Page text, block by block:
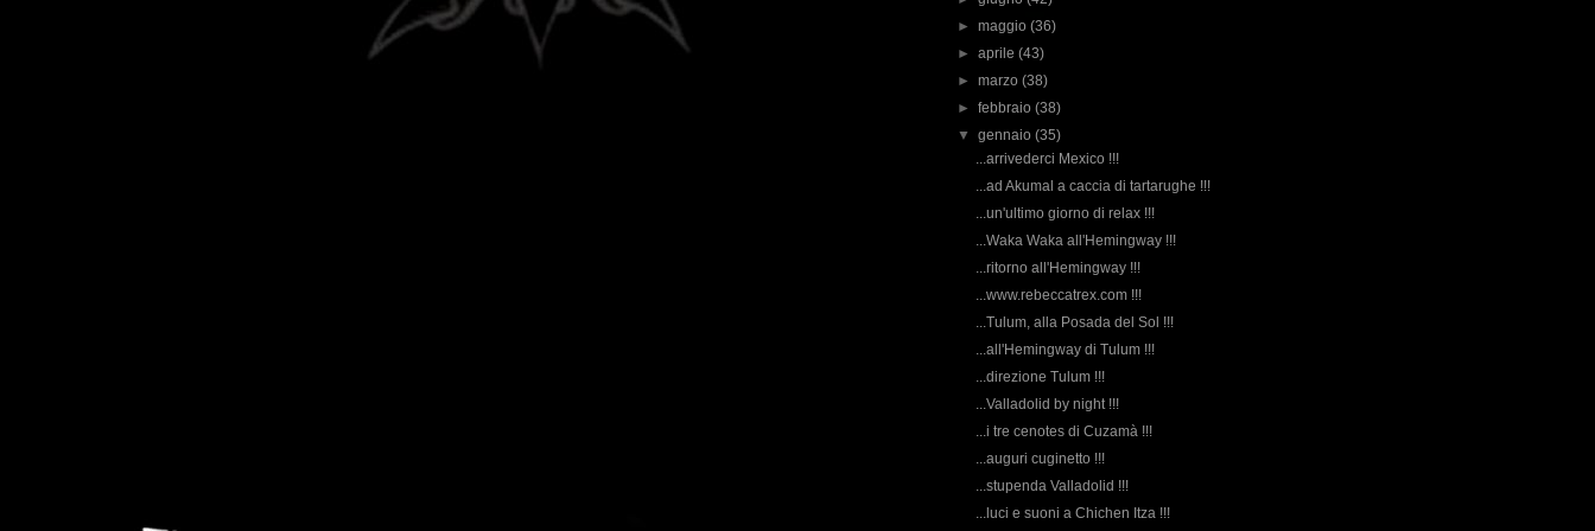
►maggio(36)
►aprile(43)
►marzo(38)
►febbraio(38)
▼gennaio(35)
...arrivederci Mexico !!!
...ad Akumal a caccia di tartarughe !!!
...un'ultimo giorno di relax !!!
...Waka Waka all'Hemingway !!!
...ritorno all'Hemingway !!!
...www.rebeccatrex.com !!!
...Tulum, alla Posada del Sol !!!
...all'Hemingway di Tulum !!!
...direzione Tulum !!!
...Valladolid by night !!!
...i tre cenotes di Cuzamà !!!
...auguri cuginetto !!!
...stupenda Valladolid !!!
...luci e suoni a Chichen Itza !!!